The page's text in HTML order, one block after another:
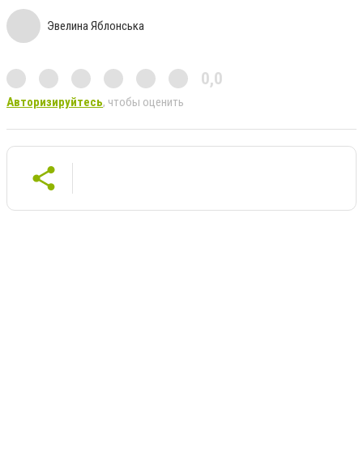
Эвелина Яблонська
0,0
Авторизируйтесь, чтобы оценить